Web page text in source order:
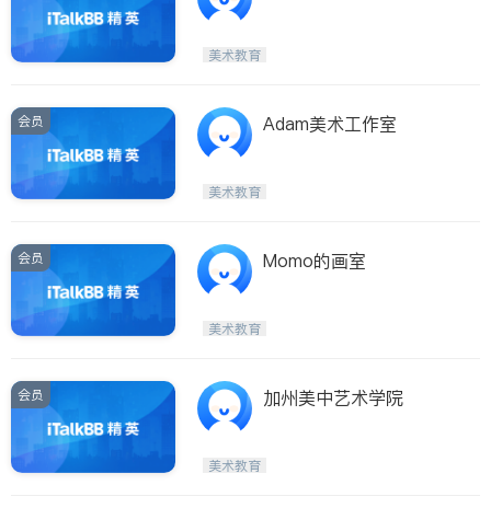
美术教育
会员 Adam美术工作室
美术教育
会员 Momo的画室
美术教育
会员 加州美中艺术学院
美术教育